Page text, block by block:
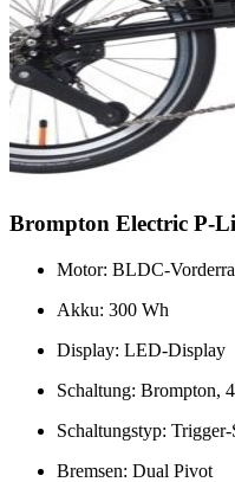
Brompton Electric P-
Motor: BLDC-
Akku: 300 Wh
Display: LED-Display
Schaltung: Brompton,
Schaltungstyp: Trigger-
Bremsen: Dual Pivot